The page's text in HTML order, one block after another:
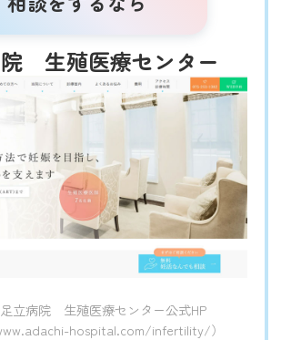
生殖医療センター
立病院 生殖医療センター公式HP
hospital.com/infertility/）